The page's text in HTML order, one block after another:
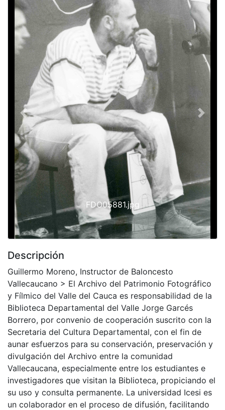
FDO05881.jpg
Previous Next
Descripción
Guillermo Moreno, Instructor de Baloncesto
Vallecaucano > El Archivo del Patrimonio Fotográfico
y Fílmico del Valle del Cauca es responsabilidad de la
Biblioteca Departamental del Valle Jorge Garcés
Borrero, por convenio de cooperación suscrito con la
Secretaria del Cultura Departamental, con el fin de
aunar esfuerzos para su conservación, preservación y
divulgación del Archivo entre la comunidad
Vallecaucana, especialmente entre los estudiantes e
investigadores que visitan la Biblioteca, propiciando el
su uso y consulta permanente. La universidad Icesi es
un colaborador en el proceso de difusión, facilitando